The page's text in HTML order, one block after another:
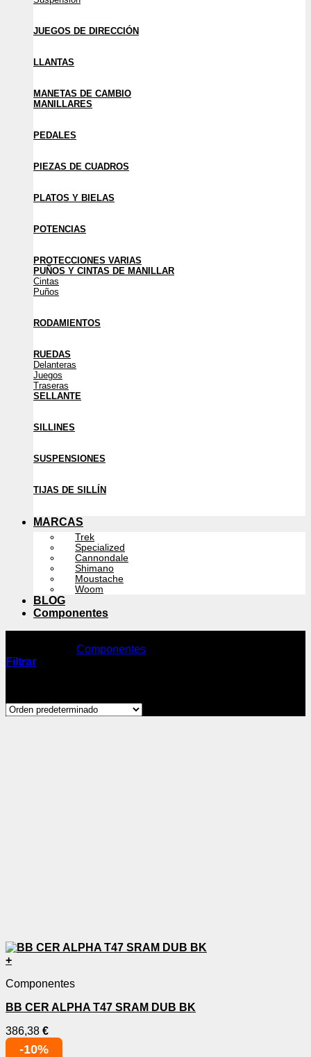
JUEGOS DE DIRECCIÓN
LLANTAS
MANETAS DE CAMBIO
MANILLARES
PEDALES
PIEZAS DE CUADROS
PLATOS Y BIELAS
POTENCIAS
PROTECCIONES VARIAS
PUÑOS Y CINTAS DE MANILLAR
Cintas
Puños
RODAMIENTOS
RUEDAS
Delanteras
Juegos
Traseras
SELLANTE
SILLINES
SUSPENSIONES
TIJAS DE SILLÍN
MARCAS
Trek
Specialized
Cannondale
Shimano
Moustache
Woom
BLOG
Componentes
Componentes
Filtrar
+
Componentes
BB CER ALPHA T47 SRAM DUB BK
386,38 €
-10%